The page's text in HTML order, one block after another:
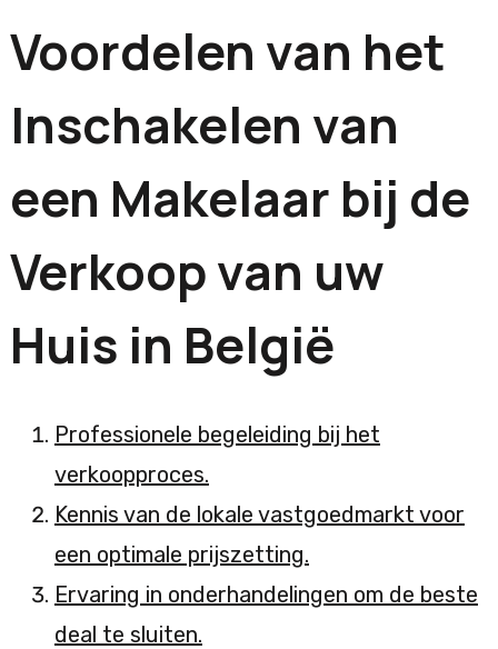
Voordelen van het
Inschakelen van
een Makelaar bij de
Verkoop van uw
Huis in België
Professionele begeleiding bij het
verkoopproces.
Kennis van de lokale vastgoedmarkt voor
een optimale prijszetting.
Ervaring in onderhandelingen om de beste
deal te sluiten.